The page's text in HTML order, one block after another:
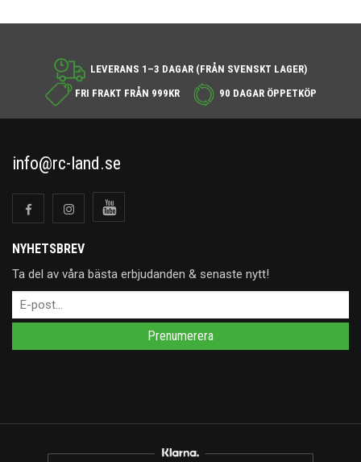
LEVERANS 1–3 DAGAR (FRÅN SVENSKT LAGER)
FRI FRAKT FRÅN 999KR
90 DAGAR ÖPPETKÖP
info@rc-land.se
NYHETSBREV
Ta del av våra bästa erbjudanden & senaste nytt!
Prenumerera